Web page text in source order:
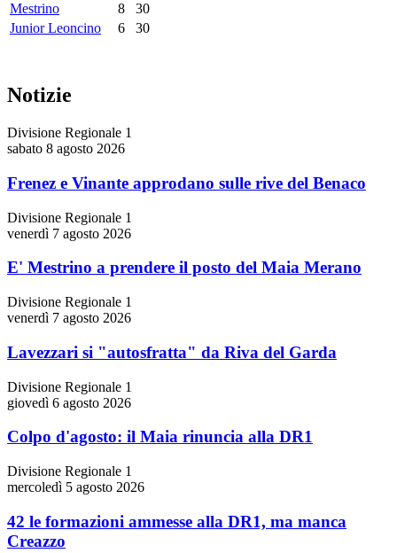
Mestrino
8
30
Junior Leoncino
6 30
Notizie
Divisione Regionale 1
sabato 8 agosto 2026
Frenez e Vinante approdano sulle rive del Benaco
Divisione Regionale 1
venerdì 7 agosto 2026
E' Mestrino a prendere il posto del Maia Merano
Divisione Regionale 1
venerdì 7 agosto 2026
Lavezzari si "autosfratta" da Riva del Garda
Divisione Regionale 1
giovedì 6 agosto 2026
Colpo d'agosto: il Maia rinuncia alla DR1
Divisione Regionale 1
mercoledì 5 agosto 2026
42 le formazioni ammesse alla DR1, ma manca
Creazzo